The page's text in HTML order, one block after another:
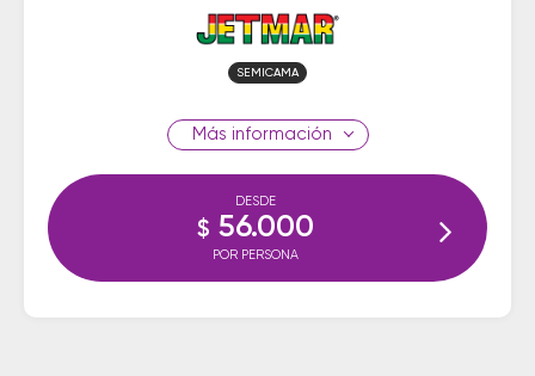
SEMICAMA
información
DESDE
$ 56.000
POR PERSONA